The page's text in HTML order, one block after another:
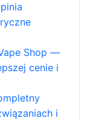
Shop —
cenie i
i